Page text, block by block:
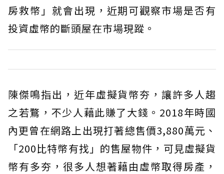
房救幣」就會出現，近期可觀察市場是否有
投資虛幣的斷頭屋在市場現蹤。
陳傑鳴指出，近年虛擬貨幣夯，讓許多人趨
之若鶩，不少人藉此賺了大錢。2018年時國
內更曾在網路上出現打著總售價3,880萬元、
「200比特幣有找」的售屋物件，可見虛擬貨
幣有多夯，很多人想著藉由虛幣取得房產，